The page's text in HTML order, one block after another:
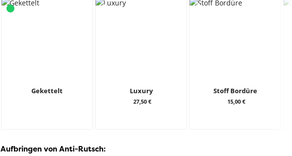
Gekettelt Luxury
27,50 €
Stoff Bordüre
15,00 €
Aufbringen von Anti-Rutsch: